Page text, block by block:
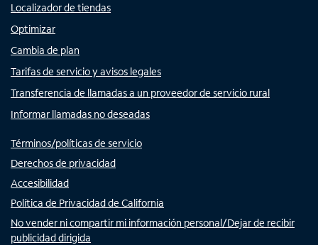
Localizador de tiendas
Optimizar
Cambia de plan
Tarifas de servicio y avisos legales
Transferencia de llamadas a un proveedor de servicio rural
Informar llamadas no deseadas
Términos/políticas de servicio
Derechos de privacidad
Accesibilidad
Política de Privacidad de California
No vender ni compartir mi información personal/Dejar de recibir
publicidad dirigida